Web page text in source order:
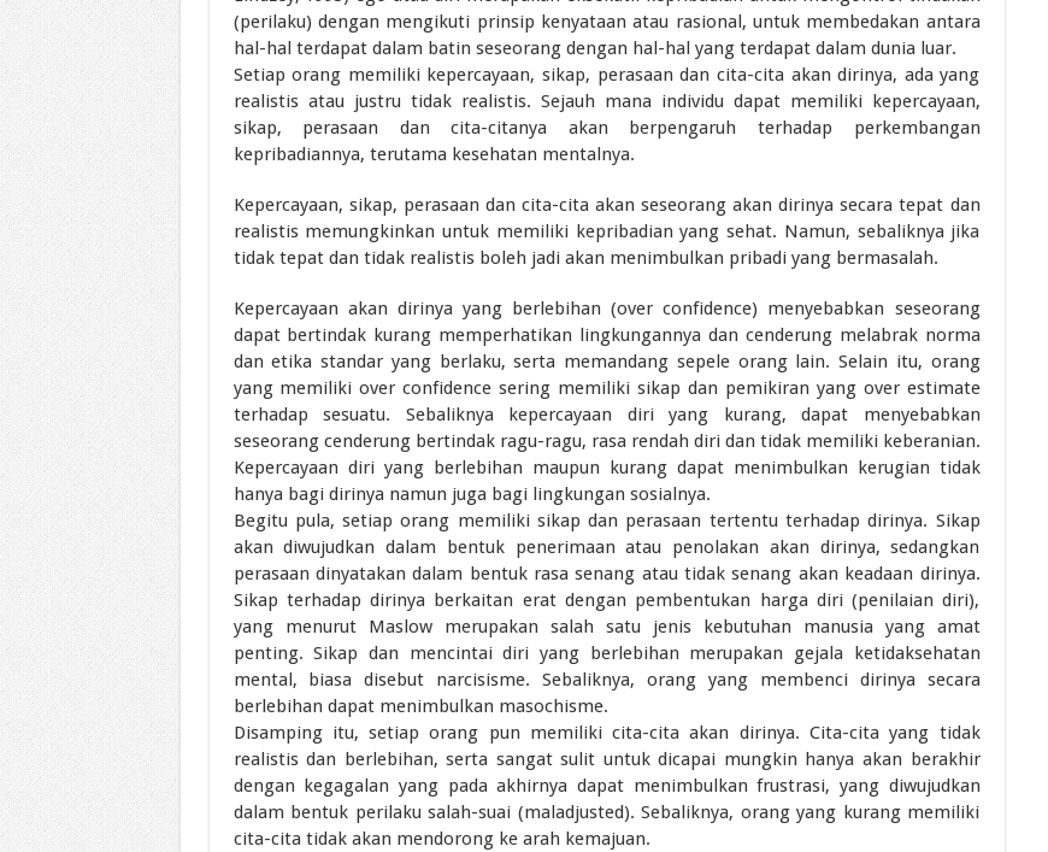
(perilaku) dengan mengikuti prinsip kenyataan atau rasional, untuk membedakan antara
hal-hal terdapat dalam batin seseorang dengan hal-hal yang terdapat dalam dunia luar.
Setiap orang memiliki kepercayaan, sikap, perasaan dan cita-cita akan dirinya, ada yang
realistis atau justru tidak realistis. Sejauh mana individu dapat memiliki kepercayaan,
sikap, perasaan dan cita-citanya akan berpengaruh terhadap perkembangan
kepribadiannya, terutama kesehatan mentalnya.
Kepercayaan, sikap, perasaan dan cita-cita akan seseorang akan dirinya secara tepat dan
realistis memungkinkan untuk memiliki kepribadian yang sehat. Namun, sebaliknya jika
tidak tepat dan tidak realistis boleh jadi akan menimbulkan pribadi yang bermasalah.
Kepercayaan akan dirinya yang berlebihan (over confidence) menyebabkan seseorang
dapat bertindak kurang memperhatikan lingkungannya dan cenderung melabrak norma
dan etika standar yang berlaku, serta memandang sepele orang lain. Selain itu, orang
yang memiliki over confidence sering memiliki sikap dan pemikiran yang over estimate
terhadap sesuatu. Sebaliknya kepercayaan diri yang kurang, dapat menyebabkan
seseorang cenderung bertindak ragu-ragu, rasa rendah diri dan tidak memiliki keberanian.
Kepercayaan diri yang berlebihan maupun kurang dapat menimbulkan kerugian tidak
hanya bagi dirinya namun juga bagi lingkungan sosialnya.
Begitu pula, setiap orang memiliki sikap dan perasaan tertentu terhadap dirinya. Sikap
akan diwujudkan dalam bentuk penerimaan atau penolakan akan dirinya, sedangkan
perasaan dinyatakan dalam bentuk rasa senang atau tidak senang akan keadaan dirinya.
Sikap terhadap dirinya berkaitan erat dengan pembentukan harga diri (penilaian diri),
yang menurut Maslow merupakan salah satu jenis kebutuhan manusia yang amat
penting. Sikap dan mencintai diri yang berlebihan merupakan gejala ketidaksehatan
mental, biasa disebut narcisisme. Sebaliknya, orang yang membenci dirinya secara
berlebihan dapat menimbulkan masochisme.
Disamping itu, setiap orang pun memiliki cita-cita akan dirinya. Cita-cita yang tidak
realistis dan berlebihan, serta sangat sulit untuk dicapai mungkin hanya akan berakhir
dengan kegagalan yang pada akhirnya dapat menimbulkan frustrasi, yang diwujudkan
dalam bentuk perilaku salah-suai (maladjusted). Sebaliknya, orang yang kurang memiliki
cita-cita tidak akan mendorong ke arah kemajuan.